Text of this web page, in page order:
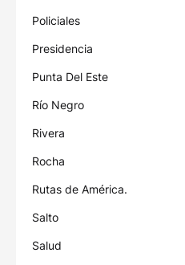
Policiales
Presidencia
Punta Del Este
Río Negro
Rivera
Rocha
Rutas de América.
Salto
Salud